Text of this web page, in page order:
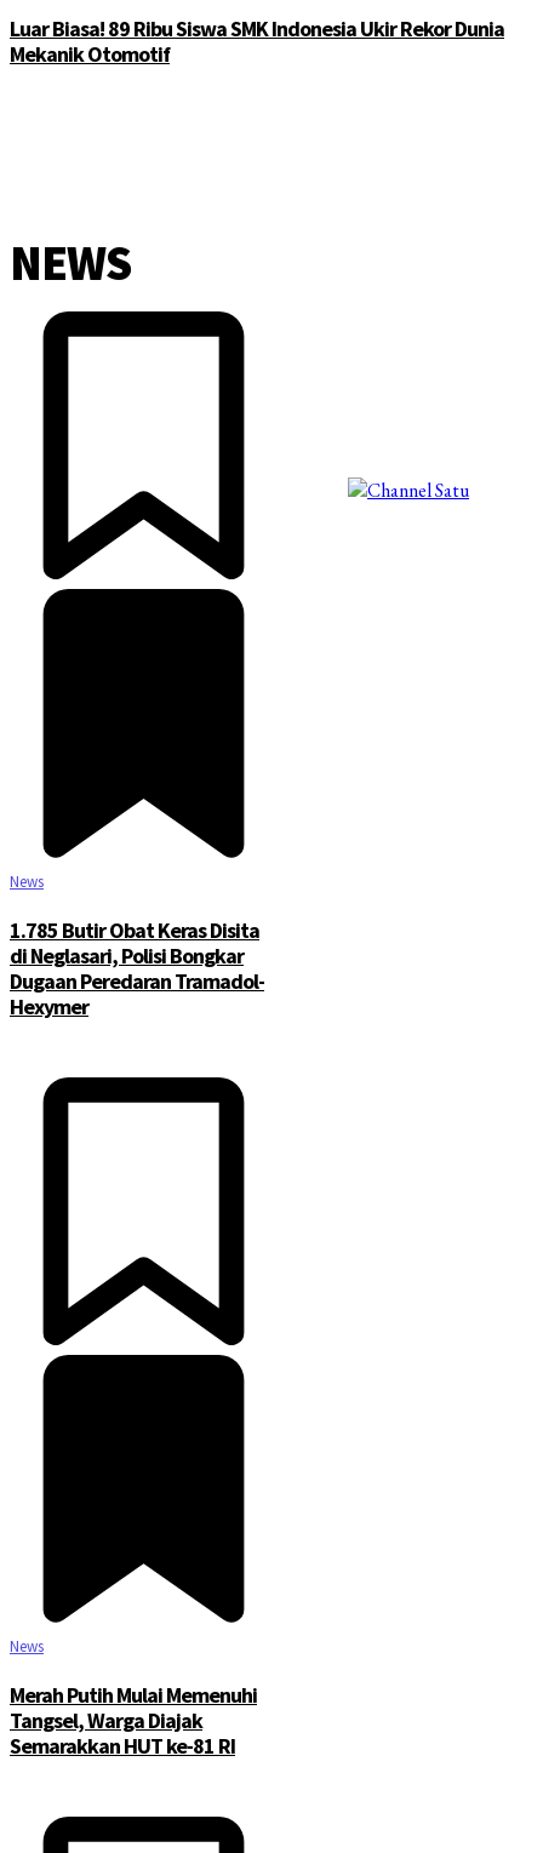
Luar Biasa! 89 Ribu Siswa SMK Indonesia Ukir Rekor Dunia
Mekanik Otomotif
NEWS
News
1.785 Butir Obat Keras Disita
di Neglasari, Polisi Bongkar
Dugaan Peredaran Tramadol-
Hexymer
News
Merah Putih Mulai Memenuhi
Tangsel, Warga Diajak
Semarakkan HUT ke-81 RI